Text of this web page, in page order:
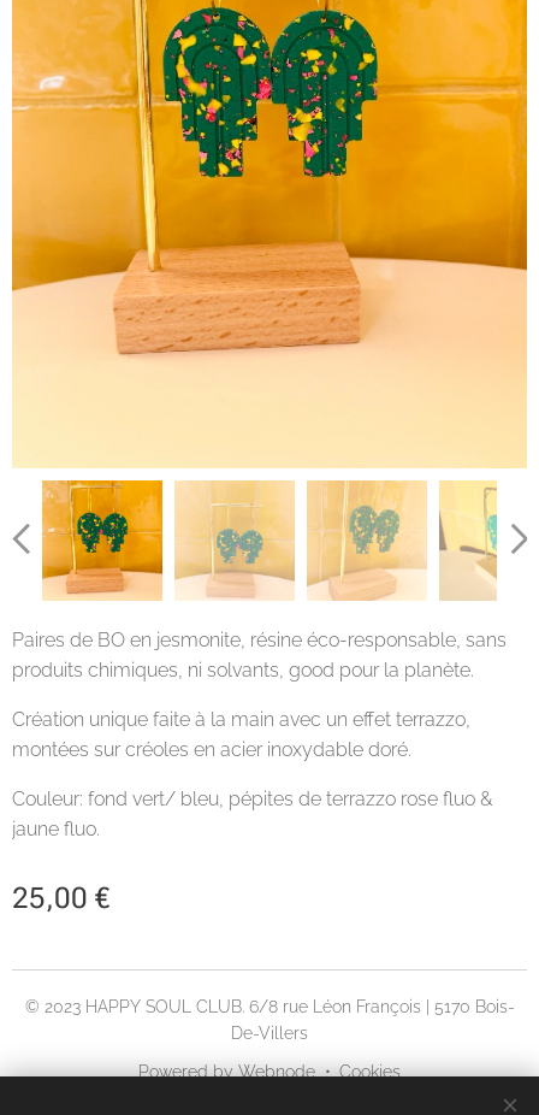
Paires de BO en jesmonite, résine éco-responsable, sans
produits chimiques, ni solvants, good pour la planète.
Création unique faite à la main avec un effet terrazzo,
montées sur créoles en acier inoxydable doré.
Couleur: fond vert/ bleu, pépites de terrazzo rose fluo &
jaune fluo.
25,00 €
© 2023 HAPPY SOUL CLUB. 6/8 rue Léon François | 5170 Bois-
De-Villers
Powered by Webnode Cookies